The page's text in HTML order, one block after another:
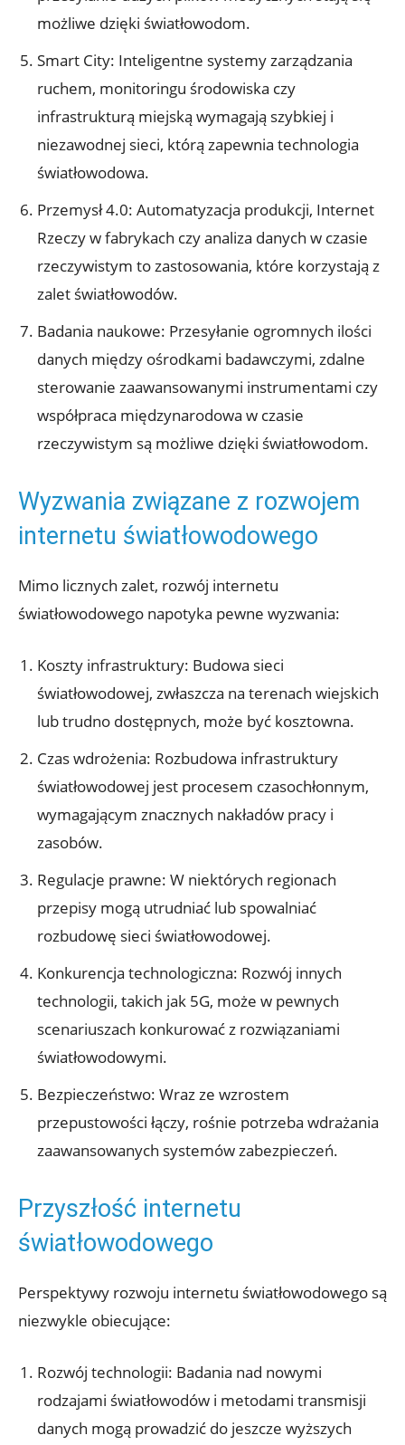
możliwe dzięki światłowodom.
Smart City: Inteligentne systemy zarządzania
ruchem, monitoringu środowiska czy
infrastrukturą miejską wymagają szybkiej i
niezawodnej sieci, którą zapewnia technologia
światłowodowa.
Przemysł 4.0: Automatyzacja produkcji, Internet
Rzeczy w fabrykach czy analiza danych w czasie
rzeczywistym to zastosowania, które korzystają z
zalet światłowodów.
Badania naukowe: Przesyłanie ogromnych ilości
danych między ośrodkami badawczymi, zdalne
sterowanie zaawansowanymi instrumentami czy
współpraca międzynarodowa w czasie
rzeczywistym są możliwe dzięki światłowodom.
Wyzwania związane z rozwojem
internetu światłowodowego
Mimo licznych zalet, rozwój internetu
światłowodowego napotyka pewne wyzwania:
Koszty infrastruktury: Budowa sieci
światłowodowej, zwłaszcza na terenach wiejskich
lub trudno dostępnych, może być kosztowna.
Czas wdrożenia: Rozbudowa infrastruktury
światłowodowej jest procesem czasochłonnym,
wymagającym znacznych nakładów pracy i
zasobów.
Regulacje prawne: W niektórych regionach
przepisy mogą utrudniać lub spowalniać
rozbudowę sieci światłowodowej.
Konkurencja technologiczna: Rozwój innych
technologii, takich jak 5G, może w pewnych
scenariuszach konkurować z rozwiązaniami
światłowodowymi.
Bezpieczeństwo: Wraz ze wzrostem
przepustowości łączy, rośnie potrzeba wdrażania
zaawansowanych systemów zabezpieczeń.
Przyszłość internetu
światłowodowego
Perspektywy rozwoju internetu światłowodowego są
niezwykle obiecujące:
Rozwój technologii: Badania nad nowymi
rodzajami światłowodów i metodami transmisji
danych mogą prowadzić do jeszcze wyższych